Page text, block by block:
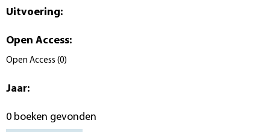
Uitvoering:
Open Access:
Open Access (0)
Jaar:
0 boeken gevonden